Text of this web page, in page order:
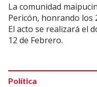
La comunidad
Pericón, honrando los
El acto se realizará el
12 de Febrero.
Política